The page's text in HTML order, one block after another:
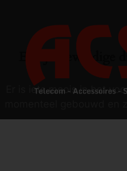
Er zijn geweldige
Er is iets moois in het
momenteel gebouwd en